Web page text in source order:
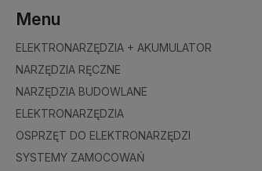
Menu
ELEKTRONARZĘDZIA + AKUMULATOR
NARZĘDZIA RĘCZNE
NARZĘDZIA BUDOWLANE
ELEKTRONARZĘDZIA
OSPRZĘT DO ELEKTRONARZĘDZI
SYSTEMY ZAMOCOWAŃ